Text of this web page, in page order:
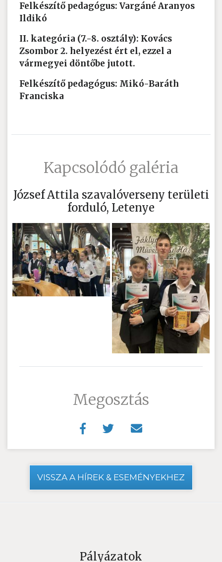
Felkészítő pedagógus: Vargáné Aranyos
Ildikó
II. kategória (7.-8. osztály): Kovács
Zsombor 2. helyezést ért el, ezzel a
vármegyei döntőbe jutott.
Felkészítő pedagógus: Mikó-Baráth
Franciska
Kapcsolódó galéria
József Attila szavalóverseny területi
forduló, Letenye
Megosztás
VISSZA A HÍREK & ESEMÉNYEKHEZ
Pályázatok